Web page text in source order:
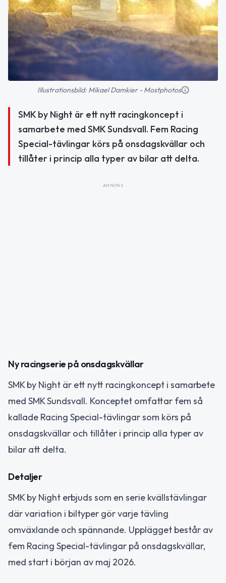
Illustrationsbild: Mikael Damkier - Mostphotos
SMK by Night är ett nytt racingkoncept i
samarbete med SMK Sundsvall. Fem Racing
Special-tävlingar körs på onsdagskvällar och
tillåter i princip alla typer av bilar att delta.
ANNONS
Ny racingserie på onsdagskvällar
SMK by Night är ett nytt racingkoncept i samarbete
med SMK Sundsvall. Konceptet omfattar fem så
kallade Racing Special-tävlingar som körs på
onsdagskvällar och tillåter i princip alla typer av
bilar att delta.
Detaljer
SMK by Night erbjuds som en serie kvällstävlingar
där variation i biltyper gör varje tävling
omväxlande och spännande. Upplägget består av
fem Racing Special-tävlingar på onsdagskvällar,
med start i början av maj 2026.